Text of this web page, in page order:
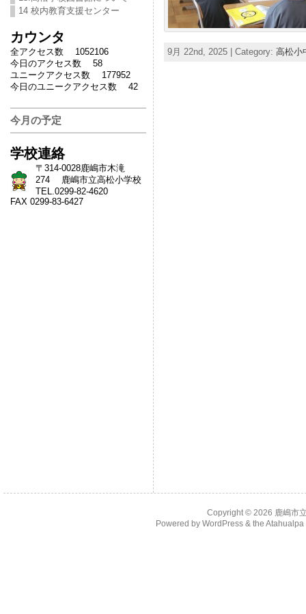
14 校内教育支援センター
カウンタ
全アクセス数 1052106
今日のアクセス数 58
ユニークアクセス数 177952
今日のユニークアクセス数 42
今月の予定
学校連絡
〒314-0028鹿嶋市木滝
274 鹿嶋市立高松小学校
TEL.0299-82-4620
FAX 0299-83-6427
9月 22nd, 2025 | Category: 高松小
Copyright © 2026 鹿嶋市
Powered by WordPress& the Atahualpa